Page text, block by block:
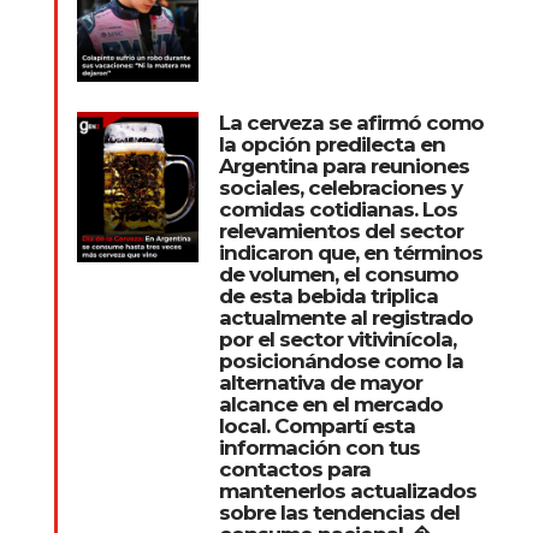
La cerveza se afirmó como
la opción predilecta en
Argentina para reuniones
sociales, celebraciones y
comidas cotidianas. Los
relevamientos del sector
indicaron que, en términos
de volumen, el consumo
de esta bebida triplica
actualmente al registrado
por el sector vitivinícola,
posicionándose como la
alternativa de mayor
alcance en el mercado
local. Compartí esta
información con tus
contactos para
mantenerlos actualizados
sobre las tendencias del